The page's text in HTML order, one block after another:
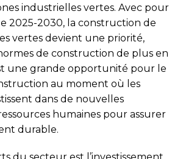
industrielles vertes. Avec pour
2025-2030, la construction de
vertes devient une priorité,
de construction de plus en
une grande opportunité pour le
au moment où les
dans de nouvelles
humaines pour assurer
durable.